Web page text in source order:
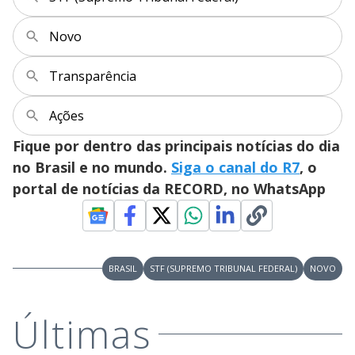
y
V
i
d
e
o
u
o
Novo
Transparência
Ações
Fique por dentro das principais notícias do dia
no Brasil e no mundo. Siga o canal do R7, o
portal de notícias da RECORD, no WhatsApp
BRASIL STF (SUPREMO TRIBUNAL FEDERAL) NOVO
Últimas